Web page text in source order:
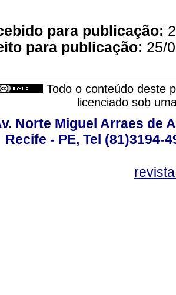
para publicação:
para publicação: 25/
Todo o conteúdo deste
licenciado sob
Norte Miguel Arraes de
Recife - PE, Tel (81)3194-